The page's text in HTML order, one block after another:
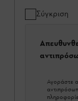
Σύγκριση
Αγοράστε